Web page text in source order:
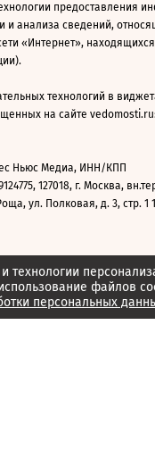
файлов
персональных
предоставления
и анализа сведений,
«Интернет»,
технологий в
на сайте
Ньюс Медиа, ИНН/КПП
127018, г. Москва,
ул. Полковая, д. 3, стр. 1